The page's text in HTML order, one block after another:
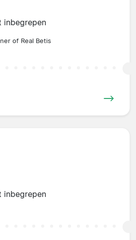
inbegrepen
of Real Betis
inbegrepen